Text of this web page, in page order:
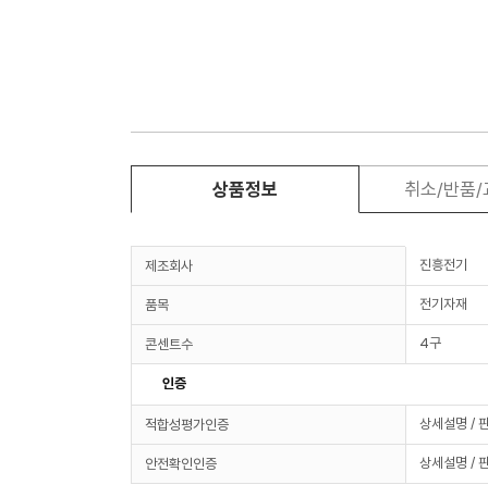
상품정보 취소/반품/
제조회사 진흥전기
품목 전기자재
콘센트수 4구
인증
적합성평가인증 상세설명 /
안전확인인증 상세설명 /